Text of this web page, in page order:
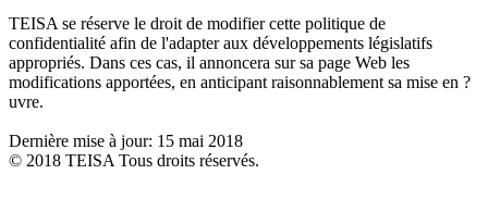
TEISA se réserve le droit de modifier cette politique de
confidentialité afin de l'adapter aux développements législatifs
appropriés. Dans ces cas, il annoncera sur sa page Web les
modifications apportées, en anticipant raisonnablement sa mise en ?
uvre.
Dernière mise à jour: 15 mai 2018
© 2018 TEISA Tous droits réservés.